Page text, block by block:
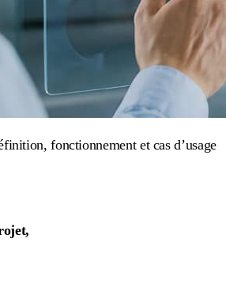
fonctionnement et cas d’usage